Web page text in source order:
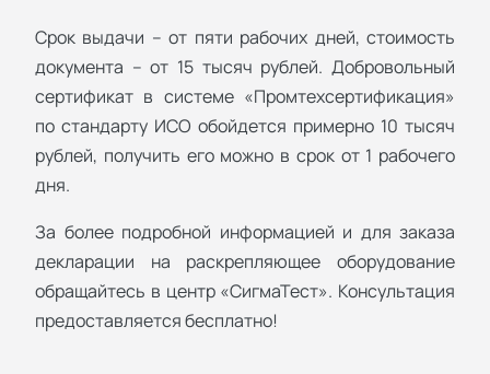
Срок выдачи – от пяти рабочих дней, стоимость
документа – от 15 тысяч рублей. Добровольный
сертификат в системе «Промтехсертификация»
по стандарту ИСО обойдется примерно 10 тысяч
рублей, получить его можно в срок от 1 рабочего
дня.
За более подробной информацией и для заказа
декларации на раскрепляющее оборудование
обращайтесь в центр «СигмаТест». Консультация
предоставляется бесплатно!